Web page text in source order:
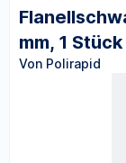
mm, 1 Stück
Von Polirapid